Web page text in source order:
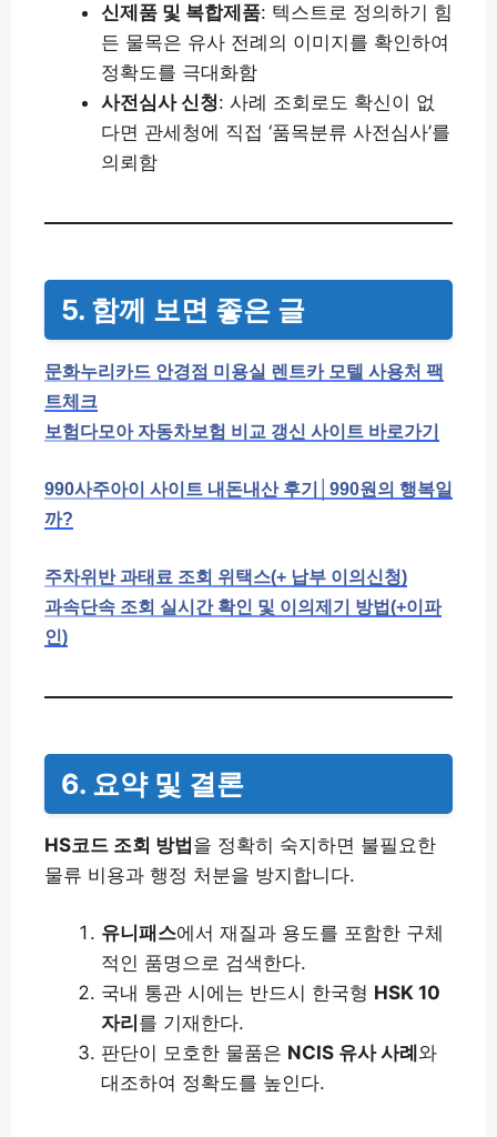
신제품 및 복합제품: 텍스트로 정의하기 힘
든 물목은 유사 전례의 이미지를 확인하여
정확도를 극대화함
사전심사 신청: 사례 조회로도 확신이 없
다면 관세청에 직접 ‘품목분류 사전심사’를
의뢰함
5. 함께 보면 좋은 글
문화누리카드 안경점 미용실 렌트카 모텔 사용처 팩
트체크
보험다모아 자동차보험 비교 갱신 사이트 바로가기
990사주아이 사이트 내돈내산 후기│990원의 행복일
까?
주차위반 과태료 조회 위택스(+ 납부 이의신청)
과속단속 조회 실시간 확인 및 이의제기 방법(+이파
인)
6. 요약 및 결론
HS코드 조회 방법 을 정확히 숙지하면 불필요한
물류 비용과 행정 처분을 방지합니다.
유니패스에서 재질과 용도를 포함한 구체
적인 품명으로 검색한다.
국내 통관 시에는 반드시 한국형 HSK 10
자리 를 기재한다.
판단이 모호한 물품은 NCIS 유사 사례 와
대조하여 정확도를 높인다.